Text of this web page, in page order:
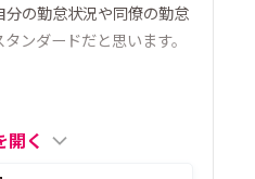
の勤怠状況や同僚の勤怠
ンダードだと思います。
開く